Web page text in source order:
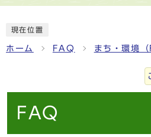
現在位置
ホーム FAQ まち・環境（
FAQ